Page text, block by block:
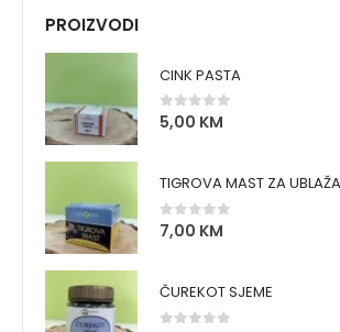
PROIZVODI
CINK PASTA
0 out of 5
5,00 KM
0 out of 5
7,00 KM
ČUREKOT SJEME